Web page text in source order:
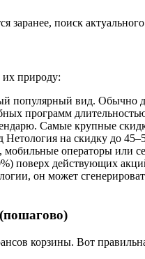
заранее, поиск актуального
природу:
популярный вид. Обычно
программ
Самые крупные
на скидку до
операторы или
поверх действующих
он может
корзины. Вот